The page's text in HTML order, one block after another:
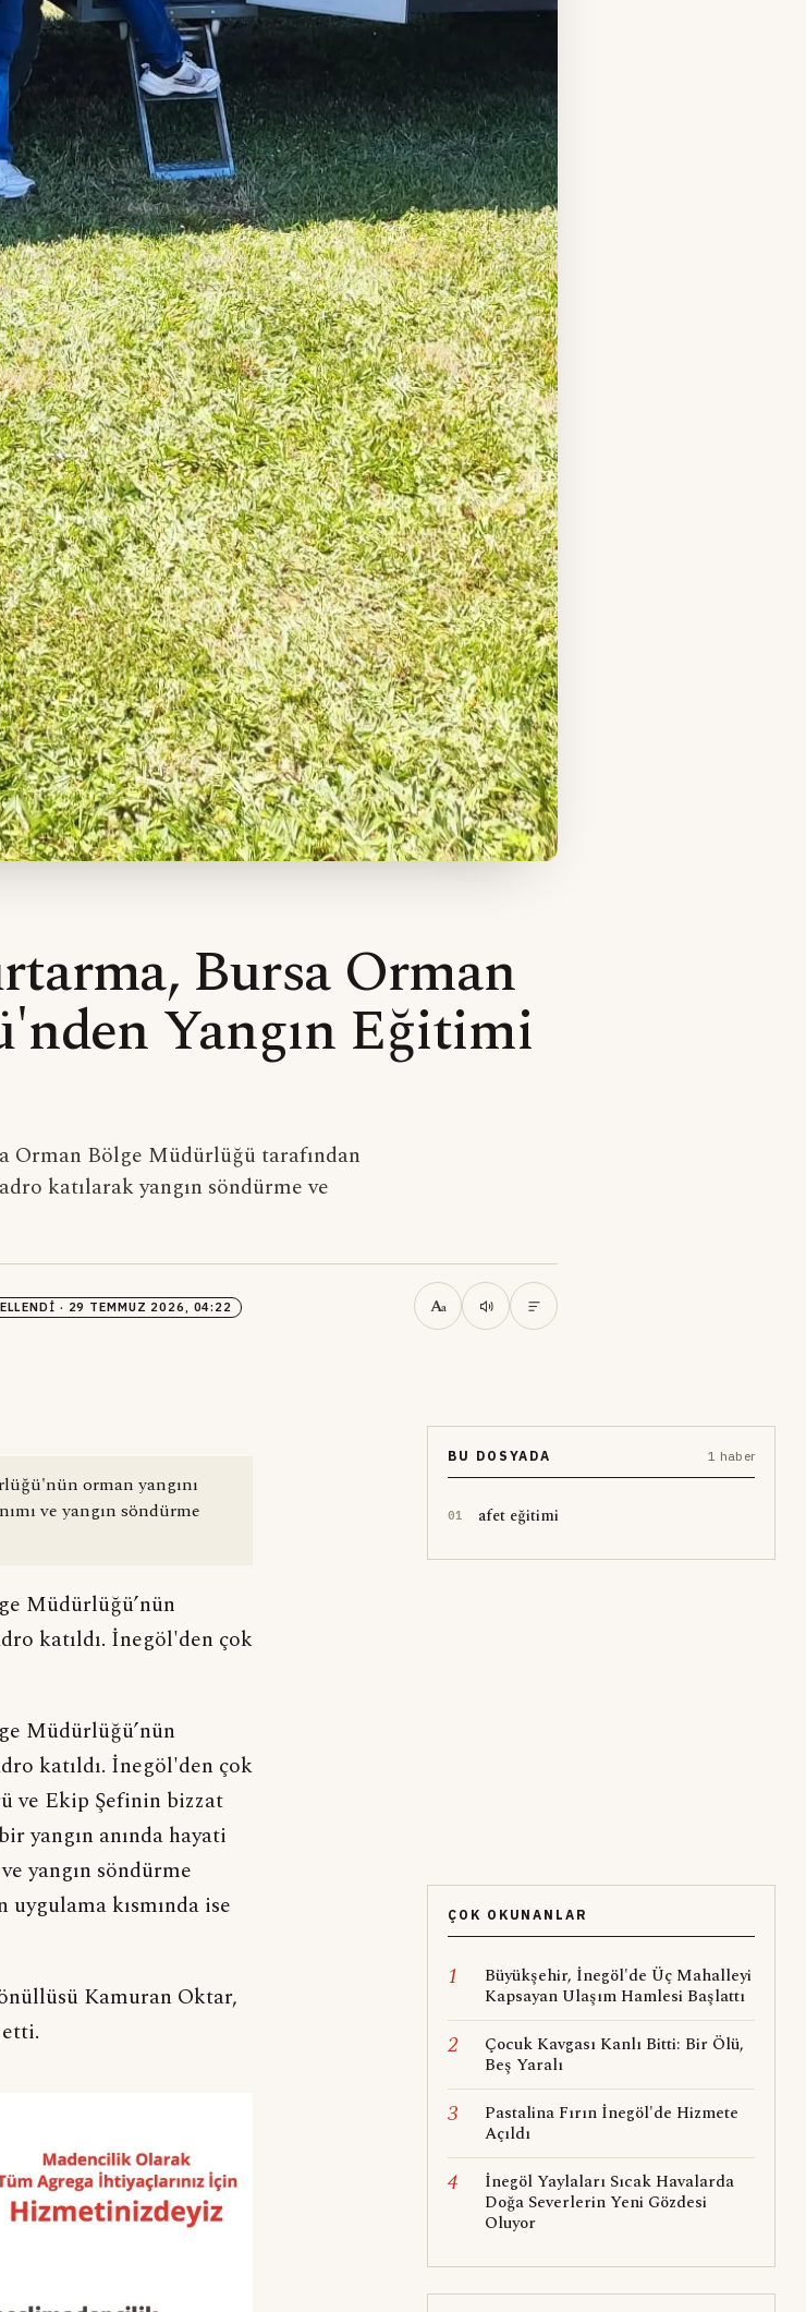
Bursa Orman
Yangın Eğitimi
Orman Bölge Müdürlüğü tarafından
katılarak yangın söndürme ve
· 29 TEMMUZ 2026, 04:22 Aa
orman yangını
ve yangın söndürme
Müdürlüğü’nün
katıldı. İnegöl'den çok
Müdürlüğü’nün
katıldı. İnegöl'den çok
ve Ekip Şefinin bizzat
yangın anında hayati
yangın söndürme
kısmında ise
Kamuran Oktar,
BU DOSYADA 1 haber
01 afet eğitimi
ÇOK OKUNANLAR
1
Büyükşehir, İnegöl'de Üç Mahalleyi
Kapsayan Ulaşım Hamlesi Başlattı
2
Çocuk Kavgası Kanlı Bitti: Bir Ölü,
Beş Yaralı
3
Pastalina Fırın İnegöl'de Hizmete
Açıldı
4
İnegöl Yaylaları Sıcak Havalarda
Doğa Severlerin Yeni Gözdesi
Oluyor